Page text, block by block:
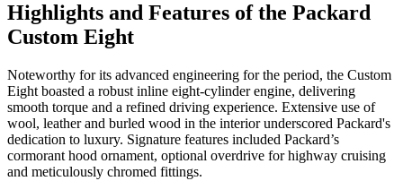
Highlights and Features of the Packard
Custom Eight
Noteworthy for its advanced engineering for the period, the Custom
Eight boasted a robust inline eight-cylinder engine, delivering
smooth torque and a refined driving experience. Extensive use of
wool, leather and burled wood in the interior underscored Packard's
dedication to luxury. Signature features included Packard’s
cormorant hood ornament, optional overdrive for highway cruising
and meticulously chromed fittings.